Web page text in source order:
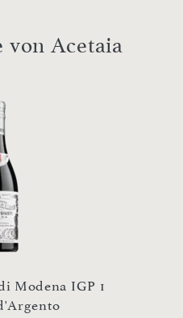
von Acetaia
Modena IGP 1